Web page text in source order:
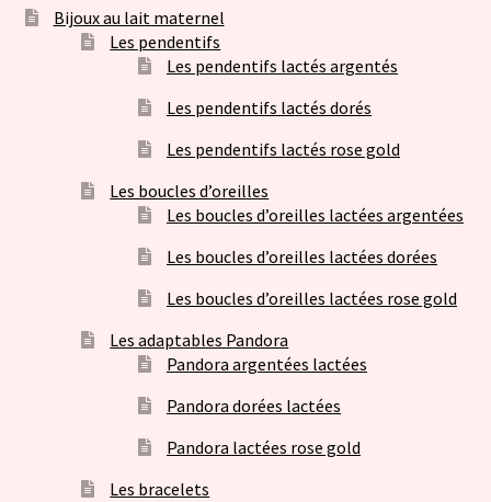
Bijoux au lait maternel
Les pendentifs
Les pendentifs lactés argentés
Les pendentifs lactés dorés
Les pendentifs lactés rose gold
Les boucles d’oreilles
Les boucles d’oreilles lactées argentées
Les boucles d’oreilles lactées dorées
Les boucles d’oreilles lactées rose gold
Les adaptables Pandora
Pandora argentées lactées
Pandora dorées lactées
Pandora lactées rose gold
Les bracelets